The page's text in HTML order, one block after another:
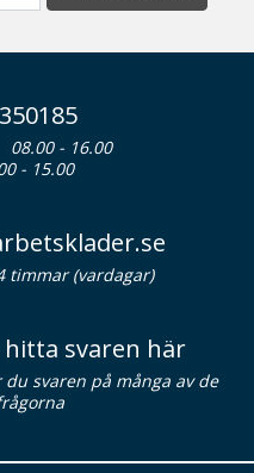
08.00 - 16.00
- 15.00
timmar (vardagar)
svaren här
svaren på många av de